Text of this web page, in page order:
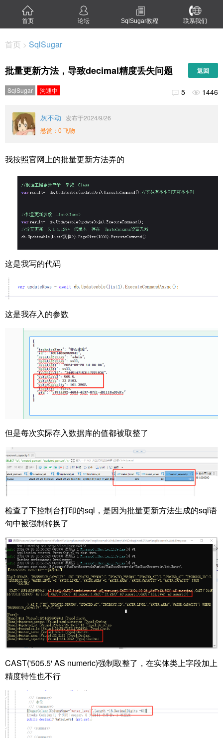
首页 论坛 SqlSugar教程 联系我们
首页 > SqlSugar
批量更新方法，导致decimal精度丢失问题 返回
SqlSugar 沟通中  5  1446
灰不动
发布于2024/9/26
悬赏：0 飞吻
我按照官网上的批量更新方法弄的
这是我写的代码
这是我存入的参数
但是每次实际存入数据库的值都被取整了
检查了下控制台打印的sql，是因为批量更新方法生成的sql语
句中被强制转换了
CAST('505.5' AS numeric)强制取整了，在实体类上字段加上
精度特性也不行